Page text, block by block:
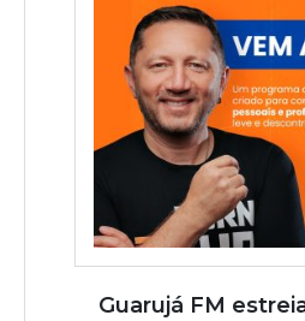
Guarujá FM